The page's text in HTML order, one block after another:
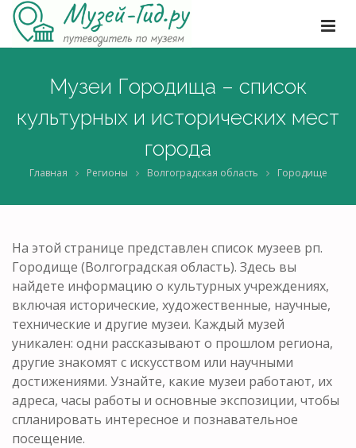
Музеи Городища – список
культурных и исторических мест
города
Главная Регионы Волгоградская область Городище
На этой странице представлен список музеев рп.
Городище (Волгоградская область). Здесь вы
найдете информацию о культурных учреждениях,
включая исторические, художественные, научные,
технические и другие музеи. Каждый музей
уникален: одни рассказывают о прошлом региона,
другие знакомят с искусством или научными
достижениями. Узнайте, какие музеи работают, их
адреса, часы работы и основные экспозиции, чтобы
спланировать интересное и познавательное
посещение.